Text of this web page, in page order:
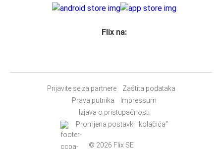
Flix na:
Prijavite se za partnere
Zaštita podataka
Prava putnika
Impressum
Izjava o pristupačnosti
Promjena postavki "kolačića"
© 2026 Flix SE